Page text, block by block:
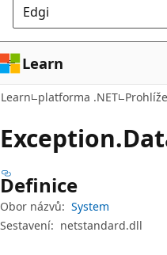
Edgi
Learn
Learn platforma .NET
Exception.
Definice
Obor názvů: System
Sestavení: netstandard.dll